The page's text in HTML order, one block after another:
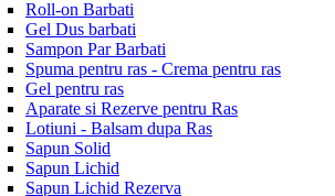
Roll-on Barbati
Gel Dus barbati
Sampon Par Barbati
Spuma pentru ras - Crema pentru ras
Gel pentru ras
Aparate si Rezerve pentru Ras
Lotiuni - Balsam dupa Ras
Sapun Solid
Sapun Lichid
Sapun Lichid Rezerva